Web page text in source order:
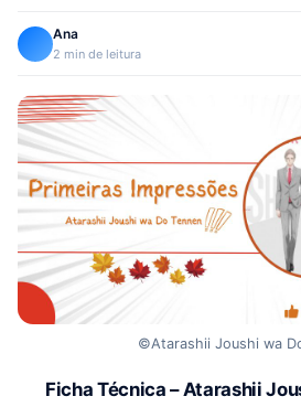
Ana
2 min de leitura
©Atarashii Joushi wa
Ficha Técnica – Atarashii